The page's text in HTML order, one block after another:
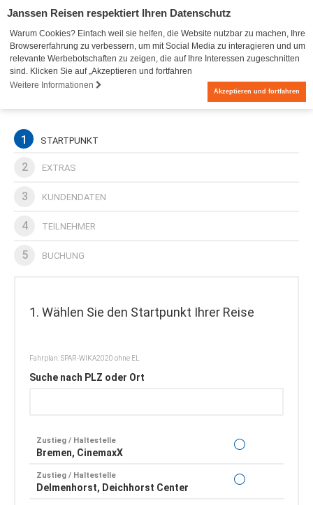
Janssen Reisen respektiert Ihren Datenschutz
Warum Cookies? Einfach weil sie helfen, die Website nutzbar zu machen, Ihre
Browsererfahrung zu verbessern, um mit Social Media zu interagieren und um
relevante Werbebotschaften zu zeigen, die auf Ihre Interessen zugeschnitten
sind. Klicken Sie auf „Akzeptieren und fortfahren
Weitere Informationen
Akzeptieren und fortfahren
1 STARTPUNKT
2 EXTRAS
3 KUNDENDATEN
4 TEILNEHMER
5 BUCHUNG
1. Wählen Sie den Startpunkt Ihrer Reise
Fahrplan: SPAR-WIKA2020 ohne EL
Suche nach PLZ oder Ort
Zustieg / Haltestelle
Bremen, CinemaxX
Zustieg / Haltestelle
Delmenhorst, Deichhorst Center